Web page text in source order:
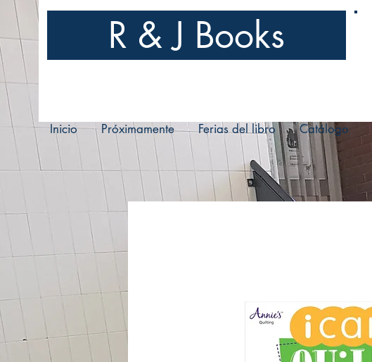
R & J Books
Inicio Próximamente Ferias del libro Catálogo